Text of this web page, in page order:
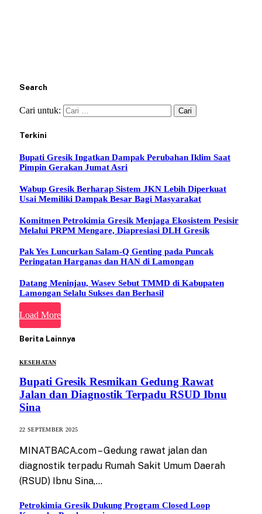
Search
Cari untuk:
Terkini
Bupati Gresik Ingatkan Dampak Perubahan Iklim Saat
Pimpin Gerakan Jumat Asri
Wabup Gresik Berharap Sistem JKN Lebih Diperkuat
Usai Memiliki Dampak Besar Bagi Masyarakat
Komitmen Petrokimia Gresik Menjaga Ekosistem Pesisir
Melalui PRPM Mengare, Diapresiasi DLH Gresik
Pak Yes Luncurkan Salam-Q Genting pada Puncak
Peringatan Harganas dan HAN di Lamongan
Datang Meninjau, Wasev Sebut TMMD di Kabupaten
Lamongan Selalu Sukses dan Berhasil
Load More
Berita Lainnya
KESEHATAN
Bupati Gresik Resmikan Gedung Rawat
Jalan dan Diagnostik Terpadu RSUD Ibnu
Sina
22 SEPTEMBER 2025
MINATBACA.com – Gedung rawat jalan dan
diagnostik terpadu Rumah Sakit Umum Daerah
(RSUD) Ibnu Sina,…
Petrokimia Gresik Dukung Program Closed Loop